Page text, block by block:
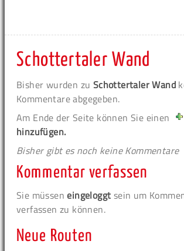
Schottertaler Wand
Bisher wurden zu Schottertaler Wand
Kommentare abgegeben.
Am Ende der Seite können Sie einen
hinzufügen.
Bisher gibt es noch keine Kommentare
Kommentar verfassen
Sie müsseneingeloggt sein um
verfassen zu können.
Neue Routen